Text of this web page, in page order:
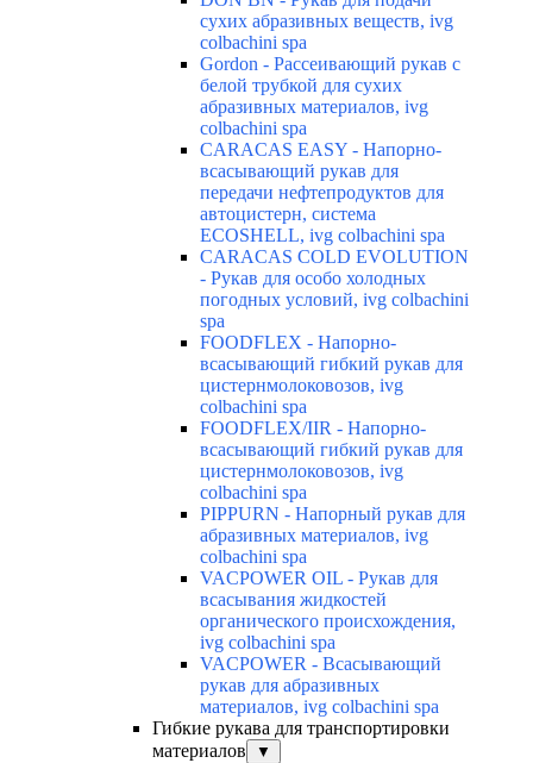
сухих абразивных веществ, ivg
colbachini spa
Gordon - Рассеивающий рукав с
белой трубкой для сухих
абразивных материалов, ivg
colbachini spa
CARACAS EASY - Напорно-
всасывающий рукав для
передачи нефтепродуктов для
автоцистерн, система
ECOSHELL, ivg colbachini spa
CARACAS COLD EVOLUTION
- Рукав для особо холодных
погодных условий, ivg colbachini
spa
FOODFLEX - Напорно-
всасывающий гибкий рукав для
цистернмолоковозов, ivg
colbachini spa
FOODFLEX/IIR - Напорно-
всасывающий гибкий рукав для
цистернмолоковозов, ivg
colbachini spa
PIPPURN - Напорный рукав для
абразивных материалов, ivg
colbachini spa
VACPOWER OIL - Рукав для
всасывания жидкостей
органического происхождения,
ivg colbachini spa
VACPOWER - Всасывающий
рукав для абразивных
материалов, ivg colbachini spa
Гибкие рукава для транспортировки
материалов
▼